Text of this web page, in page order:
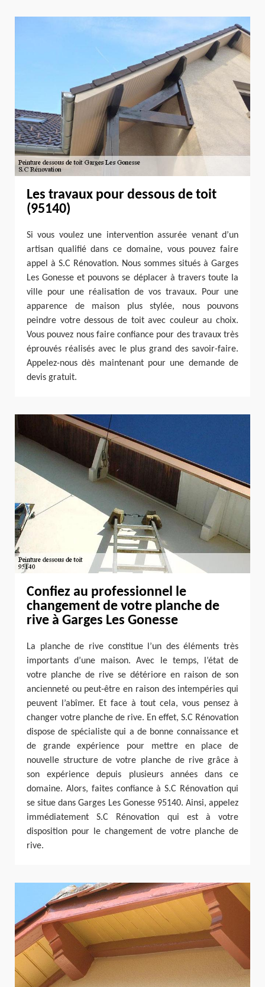
Les travaux pour dessous de toit
(95140)
Si vous voulez une intervention assurée venant d’un
artisan qualifié dans ce domaine, vous pouvez faire
appel à S.C Rénovation. Nous sommes situés à Garges
Les Gonesse et pouvons se déplacer à travers toute la
ville pour une réalisation de vos travaux. Pour une
apparence de maison plus stylée, nous pouvons
peindre votre dessous de toit avec couleur au choix.
Vous pouvez nous faire confiance pour des travaux très
éprouvés réalisés avec le plus grand des savoir-faire.
Appelez-nous dès maintenant pour une demande de
devis gratuit.
Confiez au professionnel le
changement de votre planche de
rive à Garges Les Gonesse
La planche de rive constitue l’un des éléments très
importants d’une maison. Avec le temps, l’état de
votre planche de rive se détériore en raison de son
ancienneté ou peut-être en raison des intempéries qui
peuvent l’abîmer. Et face à tout cela, vous pensez à
changer votre planche de rive. En effet, S.C Rénovation
dispose de spécialiste qui a de bonne connaissance et
de grande expérience pour mettre en place de
nouvelle structure de votre planche de rive grâce à
son expérience depuis plusieurs années dans ce
domaine. Alors, faites confiance à S.C Rénovation qui
se situe dans Garges Les Gonesse 95140. Ainsi, appelez
immédiatement S.C Rénovation qui est à votre
disposition pour le changement de votre planche de
rive.